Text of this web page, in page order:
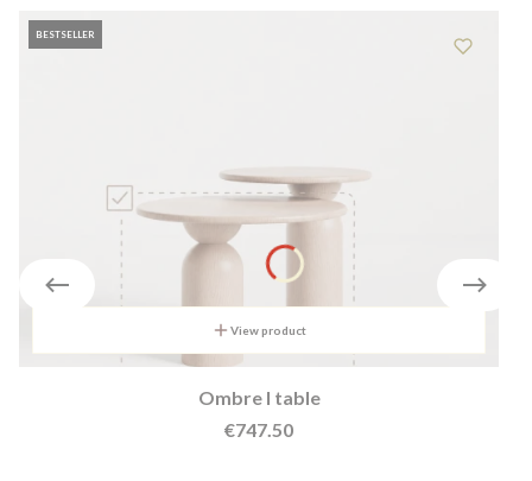
BESTSELLER
View product
Ombre I table
Price
€747.50